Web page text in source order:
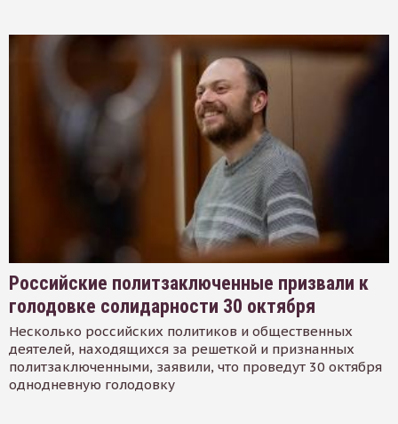
Российские политзаключенные призвали к
голодовке солидарности 30 октября
Несколько российских политиков и общественных
деятелей, находящихся за решеткой и признанных
политзаключенными, заявили, что проведут 30 октября
однодневную голодовку